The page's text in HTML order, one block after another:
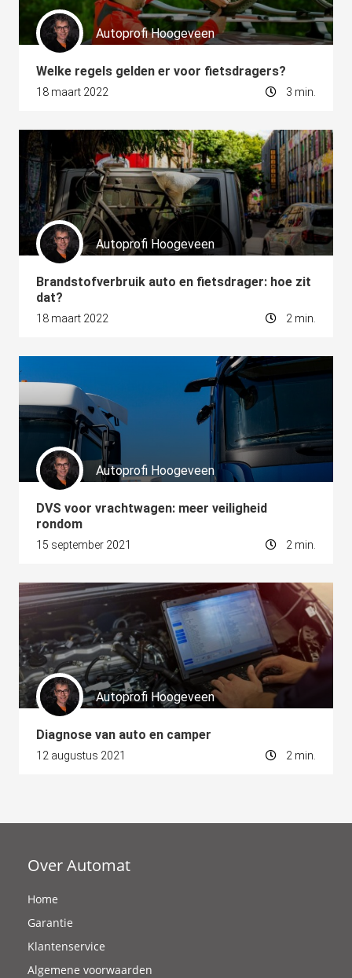
Autoprofi Hoogeveen
Welke regels gelden er voor fietsdragers?
18 maart 2022 3 min.
Autoprofi Hoogeveen
Brandstofverbruik auto en fietsdrager: hoe zit
dat?
18 maart 2022 2 min.
Autoprofi Hoogeveen
DVS voor vrachtwagen: meer veiligheid
rondom
15 september 2021 2 min.
Autoprofi Hoogeveen
Diagnose van auto en camper
12 augustus 2021 2 min.
Over Automat
Home
Garantie
Klantenservice
Algemene voorwaarden